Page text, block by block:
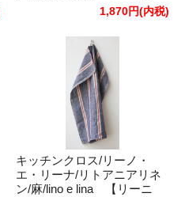
1,870円(内税)
キッチンクロス/リーノ・
エ・リーナ/リトアニアリネ
ン/麻/lino e lina 【リーニ